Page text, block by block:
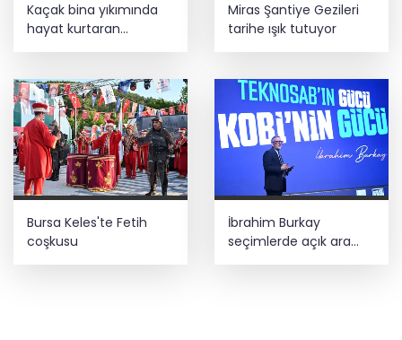
Kaçak bina yıkımında
hayat kurtaran
müdahale
Miras Şantiye Gezileri
tarihe ışık tutuyor
Bursa Keles'te Fetih
coşkusu
İbrahim Burkay
seçimlerde açık ara